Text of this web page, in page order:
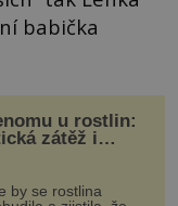
babička
u rostlin:
zátěž i
by se rostlina